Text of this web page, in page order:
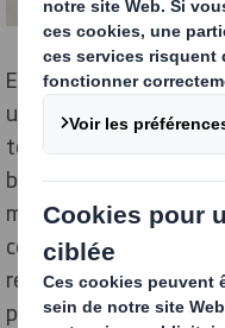
En menant des essais
un adhésif a été
totalement le
bénéfique à la fois
moins de 5 % des
contiennent
récupération des fibres
plus efficace et réduit